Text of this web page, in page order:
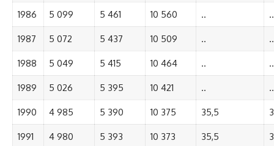
1986 5 099 5 461 10 560 .. ..
1987 5 072 5 437 10 509 .. ..
1988 5 049 5 415 10 464 .. ..
1989 5 026 5 395 10 421 .. ..
1990 4 985 5 390 10 375 35,5
1991 4 980 5 393 10 373 35,5